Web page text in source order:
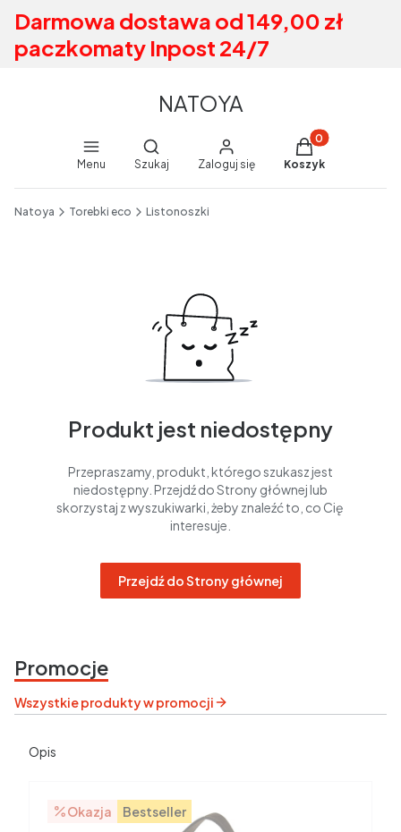
Darmowa dostawa od 149,00 zł
paczkomaty Inpost 24/7
NATOYA
Menu
Otwórz wyszukiwarkę
Szukaj Zaloguj się
Produkty w
Koszyk
Natoya Torebki eco Listonoszki
Produkt jest niedostępny
Przepraszamy, produkt, którego szukasz jest
niedostępny. Przejdź do Strony głównej lub
skorzystaj z wyszukiwarki, żeby znaleźć to, co Cię
interesuje.
Przejdź do Strony głównej
Promocje
Wszystkie produkty w promocji
Opis
Okazja Bestseller